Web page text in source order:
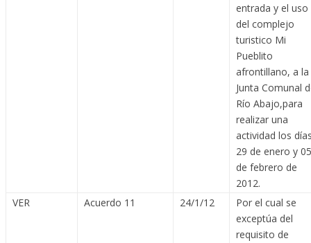
entrada y el uso
del complejo
turistico Mi
Pueblito
afrontillano, a la
Junta Comunal
Río Abajo,para
realizar una
actividad los
29 de enero y 05
de febrero de
2012.
VER
Acuerdo 11 24/1/12
Por el cual se
exceptúa del
requisito de